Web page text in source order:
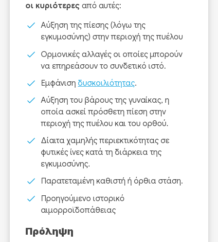
οι κυριότερες από αυτές:
Αύξηση της πίεσης (λόγω της
εγκυμοσύνης) στην περιοχή της πυέλου
Ορμονικές αλλαγές οι οποίες μπορούν
να επηρεάσουν το συνδετικό ιστό.
Εμφάνιση δυσκοιλιότητας.
Αύξηση του βάρους της γυναίκας, η
οποία ασκεί πρόσθετη πίεση στην
περιοχή της πυέλου και του ορθού.
Δίαιτα χαμηλής περιεκτικότητας σε
φυτικές ίνες κατά τη διάρκεια της
εγκυμοσύνης.
Παρατεταμένη καθιστή ή όρθια στάση.
Προηγούμενο ιστορικό
αιμορροϊδοπάθειας
Πρόληψη